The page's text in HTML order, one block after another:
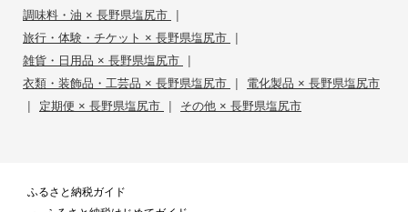
調味料・油 × 長野県塩尻市 |
旅行・体験・チケット × 長野県塩尻市 |
雑貨・日用品 × 長野県塩尻市 |
衣類・装飾品・工芸品 × 長野県塩尻市 | 電化製品 × 長野県塩尻市
| 定期便 × 長野県塩尻市 | その他 × 長野県塩尻市
ふるさと納税ガイド